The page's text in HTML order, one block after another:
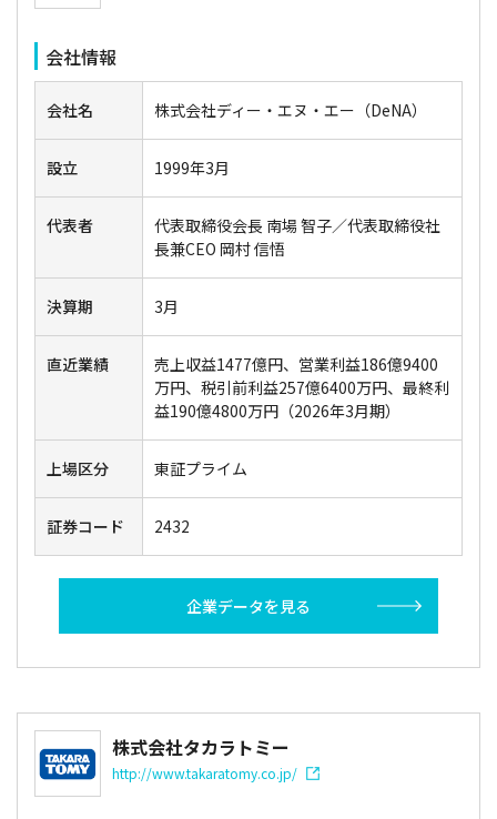
会社情報
会社名 株式会社ディー・エヌ・エー（DeNA）
設立 1999年3月
代表者
代表取締役会長 南場 智子／代表取締役社
長兼CEO 岡村 信悟
決算期 3月
直近業績
売上収益1477億円、営業利益186億9400
万円、税引前利益257億6400万円、最終利
益190億4800万円（2026年3月期）
上場区分 東証プライム
証券コード 2432
企業データを見る
株式会社タカラトミー
http://www.takaratomy.co.jp/